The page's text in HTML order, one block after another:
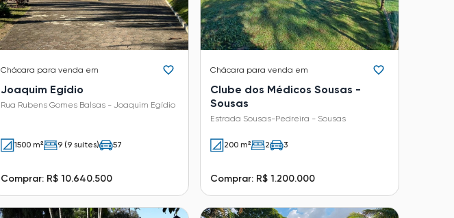
Chácara para venda em
Joaquim Egídio
Rua Rubens Gomes Balsas - Joaquim Egídio
1500 m² 9 (9 suítes) 57
Comprar: R$ 10.640.500
Chácara para venda em
Clube dos Médicos Sousas -
Sousas
Estrada Sousas-Pedreira - Sousas
200 m² 2 3
Comprar: R$ 1.200.000